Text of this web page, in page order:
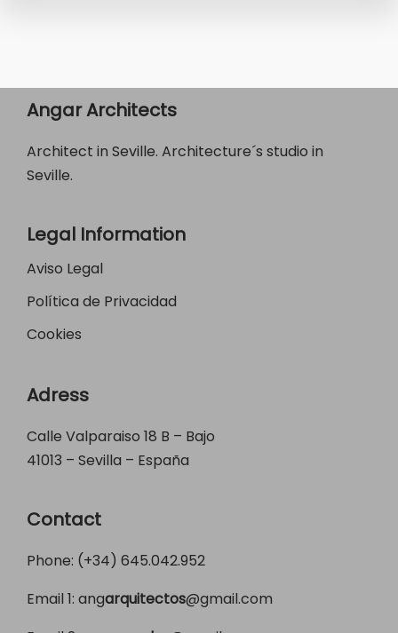
Angar Architects
Architect in Seville. Architecture´s studio in
Seville.
Legal Information
Aviso Legal
Política de Privacidad
Cookies
Adress
Calle Valparaiso 18 B – Bajo
41013 – Sevilla – España
Contact
Phone: (+34) 645.042.952
Email 1: angarquitectos@gmail.com